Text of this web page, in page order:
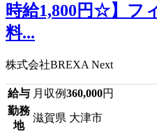
時給1,800円☆】フ
料...
株式会社BREXA Next
給与 月収例360,000円
勤務
地
滋賀県 大津市